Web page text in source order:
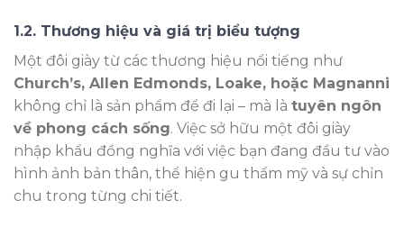
1.2. Thương hiệu và giá trị biểu tượng
Một đôi giày từ các thương hiệu nổi tiếng như
Church’s, Allen Edmonds, Loake, hoặc Magnanni
không chỉ là sản phẩm để đi lại – mà là tuyên ngôn
về phong cách sống. Việc sở hữu một đôi giày
nhập khẩu đồng nghĩa với việc bạn đang đầu tư vào
hình ảnh bản thân, thể hiện gu thẩm mỹ và sự chỉn
chu trong từng chi tiết.